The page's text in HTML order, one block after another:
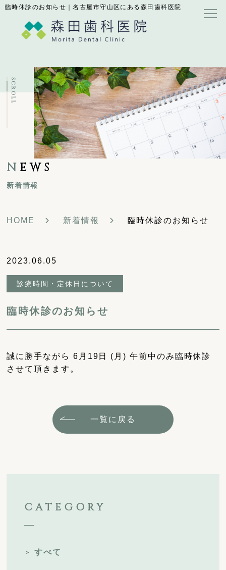
臨時休診のお知らせ｜名古屋市守山区にある森田歯科医院
N EWS
新着情報
SCROLL
HOME 新着情報 臨時休診のお知らせ
2023.06.05
診療時間・定休日について
臨時休診のお知らせ
誠に勝手ながら 6月19日 (月) 午前中のみ臨時休診
させて頂きます。
一覧に戻る
CATEGORY
すべて